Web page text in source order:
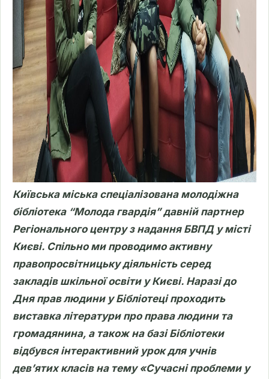
Київська міська спеціалізована молодіжна
бібліотека “Молода гвардія” давній партнер
Регіонального центру з надання БВПД у місті
Києві. Спільно ми проводимо активну
правопросвітницьку діяльність серед
закладів шкільної освіти у Києві. Наразі до
Дня прав людини у Бібліотеці проходить
виставка літератури про права людини та
громадянина, а також на базі Бібліотеки
відбувся інтерактивний урок для учнів
дев’ятих класів на тему «Сучасні проблеми у